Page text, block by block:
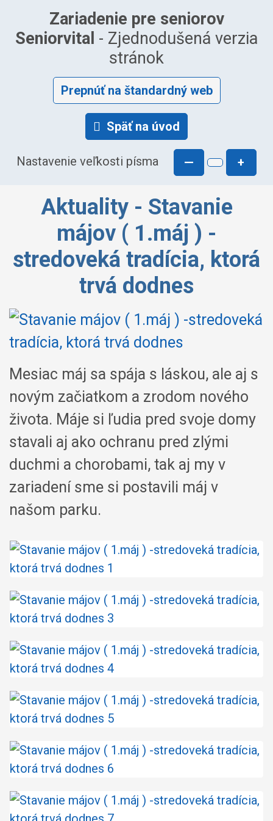
Zariadenie pre seniorov
Seniorvital - Zjednodušená verzia
stránok
Prepnúť na štandardný web
Späť na úvod
Nastavenie veľkosti písma — +
Aktuality - Stavanie
májov ( 1.máj ) -
stredoveká tradícia, ktorá
trvá dodnes
Mesiac máj sa spája s láskou, ale aj s
novým začiatkom a zrodom nového
života. Máje si ľudia pred svoje domy
stavali aj ako ochranu pred zlými
duchmi a chorobami, tak aj my v
zariadení sme si postavili máj v
našom parku.